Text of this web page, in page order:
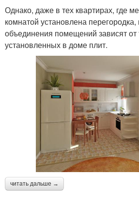
Однако, даже в тех квартирах, где
комнатой установлена
объединения помещений зависят от
установленных в доме плит.
читать дальше →